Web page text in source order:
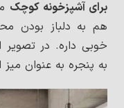
برای آشپزخونه کوچک
هم به دلباز بودن
خوبی داره. در تصویر
به پنجره به عنوان